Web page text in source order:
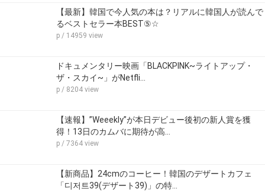
【最新】韓国で今人気の本は？リアルに韓国人が読んで
るベストセラー本BEST⑤☆
p / 14959 view
ドキュメンタリー映画「BLACKPINK~ライトアップ・
ザ・スカイ~」がNetfli…
p / 8204 view
【速報】”Weeekly”が本日デビュー後初の新人賞を獲
得！13日のカムバに期待が高…
p / 7364 view
【新商品】24cmのコーヒー！韓国のデザートカフェ
「디저트39(デザート39)」の特…